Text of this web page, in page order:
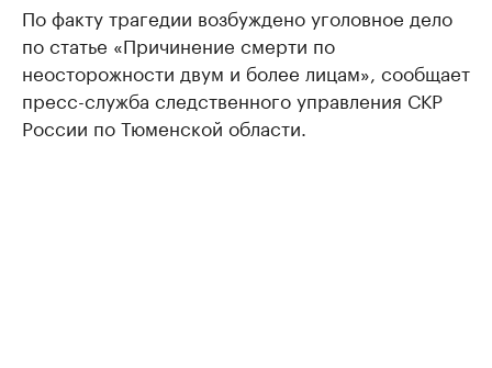
По факту трагедии возбуждено уголовное дело
по статье «Причинение смерти по
неосторожности двум и более лицам», сообщает
пресс-служба следственного управления СКР
России по Тюменской области.